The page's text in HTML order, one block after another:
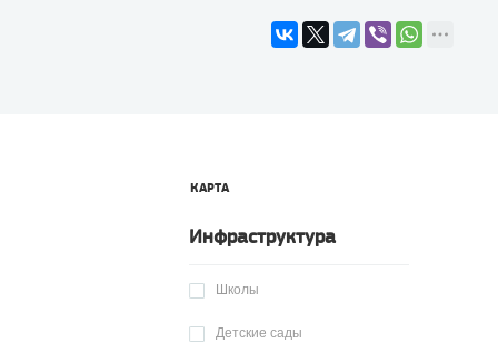
КАРТА
Инфраструктура
Школы
Детские сады